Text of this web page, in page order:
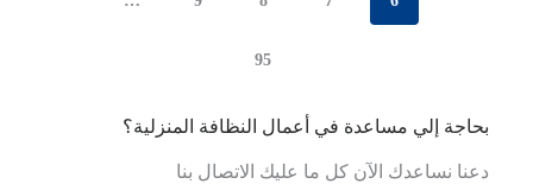
95
بحاجة إلي مساعدة في أعمال النظافة المنزلية؟
دعنا نساعدك الآن كل ما عليك الاتصال بنا